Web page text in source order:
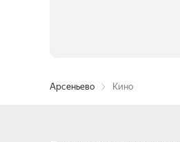
Арсеньево Кино